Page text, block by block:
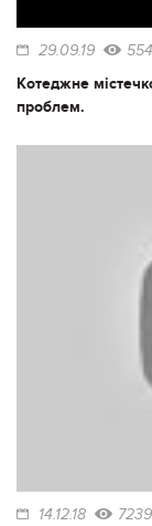
29.09.19
Котеджне
проблем.
14.12.18